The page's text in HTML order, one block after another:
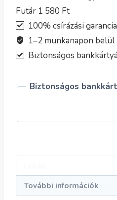
Vörös
levelű
japán
spenótmustár
mennyiség
Futár 1 580 Ft
100% csírázási garancia
1–2 munkanapon
Biztonságos
Biztonságos
További információk